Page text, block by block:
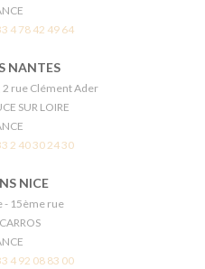
4 78 42 49 64
NANTES
2 rue Clément Ader
SUR LOIRE
2 40 30 24 30
NICE
- 15ème rue
4 92 08 83 00